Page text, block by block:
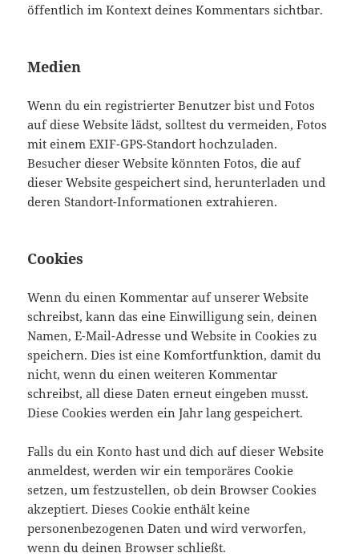
öffentlich im Kontext deines Kommentars sichtbar.
Medien
Wenn du ein registrierter Benutzer bist und Fotos
auf diese Website lädst, solltest du vermeiden, Fotos
mit einem EXIF-GPS-Standort hochzuladen.
Besucher dieser Website könnten Fotos, die auf
dieser Website gespeichert sind, herunterladen und
deren Standort-Informationen extrahieren.
Cookies
Wenn du einen Kommentar auf unserer Website
schreibst, kann das eine Einwilligung sein, deinen
Namen, E-Mail-Adresse und Website in Cookies zu
speichern. Dies ist eine Komfortfunktion, damit du
nicht, wenn du einen weiteren Kommentar
schreibst, all diese Daten erneut eingeben musst.
Diese Cookies werden ein Jahr lang gespeichert.
Falls du ein Konto hast und dich auf dieser Website
anmeldest, werden wir ein temporäres Cookie
setzen, um festzustellen, ob dein Browser Cookies
akzeptiert. Dieses Cookie enthält keine
personenbezogenen Daten und wird verworfen,
wenn du deinen Browser schließt.